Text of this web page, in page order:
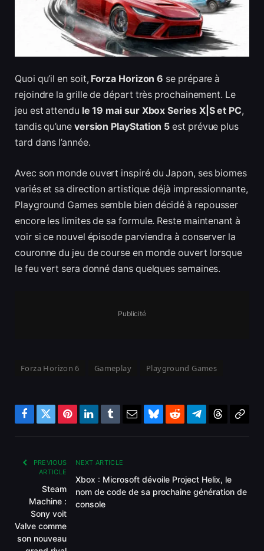
Quoi qu’il en soit, Forza Horizon 6 se prépare à
rejoindre la grille de départ très prochainement. Le
jeu est attendu le 19 mai sur Xbox Series X|S et PC,
tandis qu’une version PlayStation 5 est prévue plus
tard dans l’année.
Avec son monde ouvert inspiré du Japon, ses biomes
variés et sa direction artistique déjà impressionnante,
Playground Games semble bien décidé à repousser
encore les limites de sa formule. Reste maintenant à
voir si ce nouvel épisode parviendra à conserver la
couronne du jeu de course en monde ouvert lorsque
le feu vert sera donné dans quelques semaines.
Publicité
Forza Horizon 6 Gameplay Playground Games
Facebook
TwitterPinterestLinkedInTumblrEmailBlueskyRedditTelegram
PREVIOUS
ARTICLE
Steam
Machine :
Sony voit
Valve comme
son nouveau
NEXT ARTICLE
Xbox : Microsoft dévoile Project Helix, le
nom de code de sa prochaine génération de
console